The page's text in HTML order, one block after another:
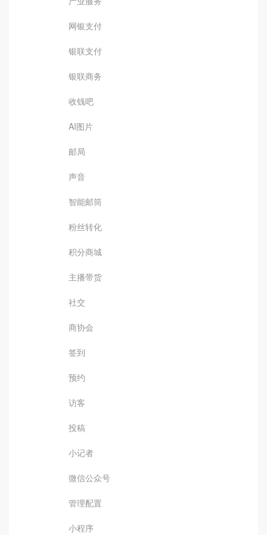
网银支付
银联支付
银联商务
收钱吧
AI图片
邮局
声音
智能邮筒
粉丝转化
积分商城
主播带货
社交
商协会
签到
预约
访客
投稿
小记者
微信公众号
管理配置
小程序